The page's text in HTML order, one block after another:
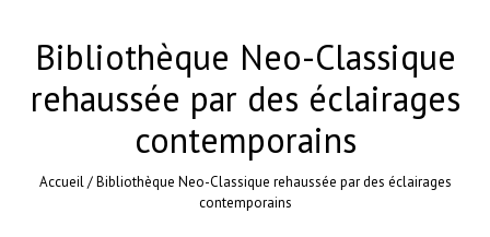
Bibliothèque Neo-Classique
rehaussée par des éclairages
contemporains
Accueil/Bibliothèque Neo-Classique rehaussée par des éclairages
contemporains